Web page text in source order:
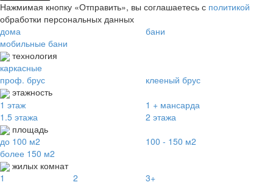
Нажмимая кнопку «Отправить», вы соглашаетесь с политикой
обработки персональных данных
дома
бани
мобильные бани
технология
каркасные
проф. брус
клееный брус
этажность
1 этаж
1 + мансарда
1.5 этажа
2 этажа
площадь
до 100 м2
100 - 150 м2
более 150 м2
жилых комнат
1
2
3+